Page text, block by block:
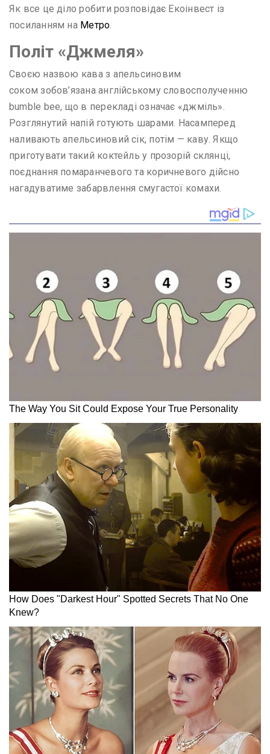
Як все це діло робити розповідає Екоінвест із
посиланням на Метро.
Політ «Джмеля»
Своєю назвою кава з апельсиновим
соком зобов’язана англійському словосполученню
bumble bee, що в перекладі означає «джміль».
Розглянутий напій готують шарами. Насамперед
наливають апельсиновий сік, потім — каву. Якщо
приготувати такий коктейль у прозорій склянці,
поєднання помаранчевого та коричневого дійсно
нагадуватиме забарвлення смугастої комахи.